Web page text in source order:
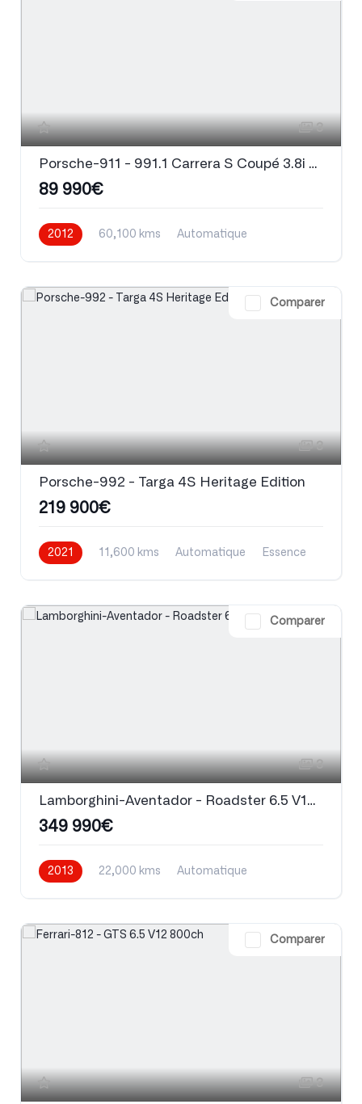
3
Porsche-911 - 991.1 Carrera S Coupé 3.8i 400 PDK
89 990€
2012 60,100 kms
Automatique
Comparer
3
Porsche-992 - Targa 4S Heritage Edition
219 900€
2021 11,600 kms Automatique Essence
Comparer
3
Lamborghini-Aventador - Roadster 6.5 V12 LP 700-4
349 990€
2013 22,000 kms
Automatique
Comparer
3